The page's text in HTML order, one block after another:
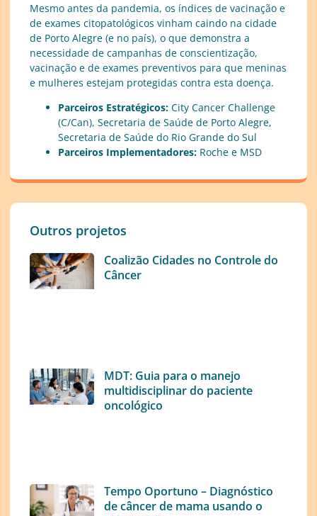
Mesmo antes da pandemia, os índices de vacinação e
de exames citopatológicos vinham caindo na cidade
de Porto Alegre (e no país), o que demonstra a
necessidade de campanhas de conscientização,
vacinação e de exames preventivos para que meninas
e mulheres estejam protegidas contra esta doença.
Parceiros Estratégicos: City Cancer Challenge
(C/Can), Secretaria de Saúde de Porto Alegre,
Secretaria de Saúde do Rio Grande do Sul
Parceiros Implementadores: Roche e MSD
Outros projetos
Coalizão Cidades no Controle do
Câncer
MDT: Guia para o manejo
multidisciplinar do paciente
oncológico
Tempo Oportuno – Diagnóstico
de câncer de mama usando o